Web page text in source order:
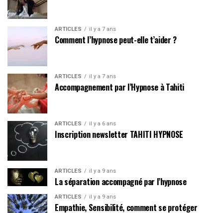
ARTICLES il y a 7 ans
Comment l’hypnose peut-elle t’aider ?
ARTICLES il y a 7 ans
Accompagnement par l’Hypnose à Tahiti
ARTICLES il y a 6 ans
Inscription newsletter TAHITI HYPNOSE
ARTICLES il y a 9 ans
La séparation accompagné par l’hypnose
ARTICLES il y a 9 ans
Empathie, Sensibilité, comment se protéger